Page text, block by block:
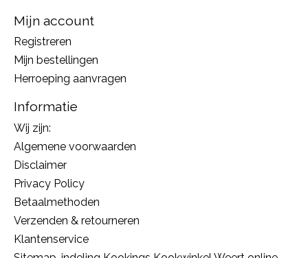
Mijn account
Registreren
Mijn bestellingen
Herroeping aanvragen
Informatie
Wij zijn:
Algemene voorwaarden
Disclaimer
Privacy Policy
Betaalmethoden
Verzenden & retourneren
Klantenservice